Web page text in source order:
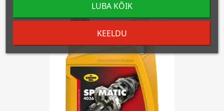
KEELDU
LUBA KÕIK